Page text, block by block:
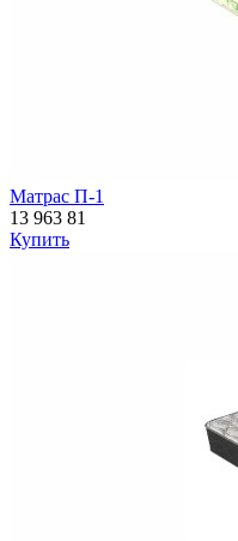
Матрас П-1
13 963 81
Купить